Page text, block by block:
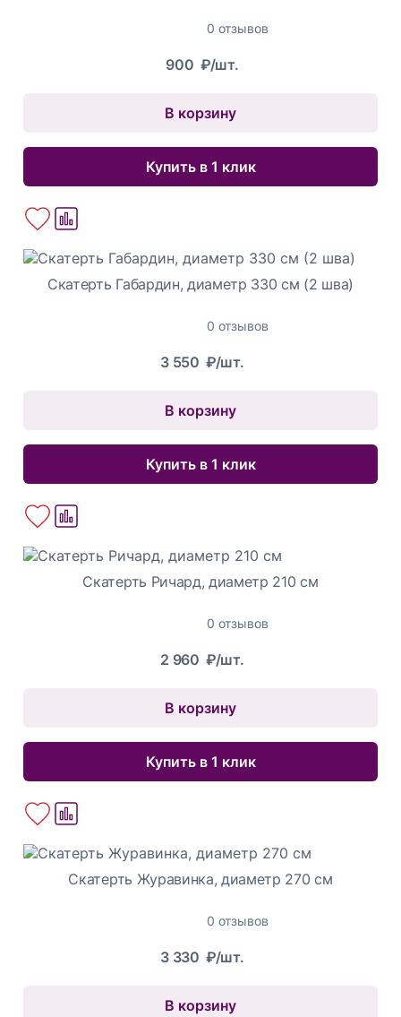
0 отзывов
900 ₽/шт.
В корзину
Купить в 1 клик
Скатерть Габардин, диаметр 330 см (2 шва)
0 отзывов
3 550 ₽/шт.
В корзину
Купить в 1 клик
Скатерть Ричард, диаметр 210 см
0 отзывов
2 960 ₽/шт.
В корзину
Купить в 1 клик
Скатерть Журавинка, диаметр 270 см
0 отзывов
3 330 ₽/шт.
В корзину